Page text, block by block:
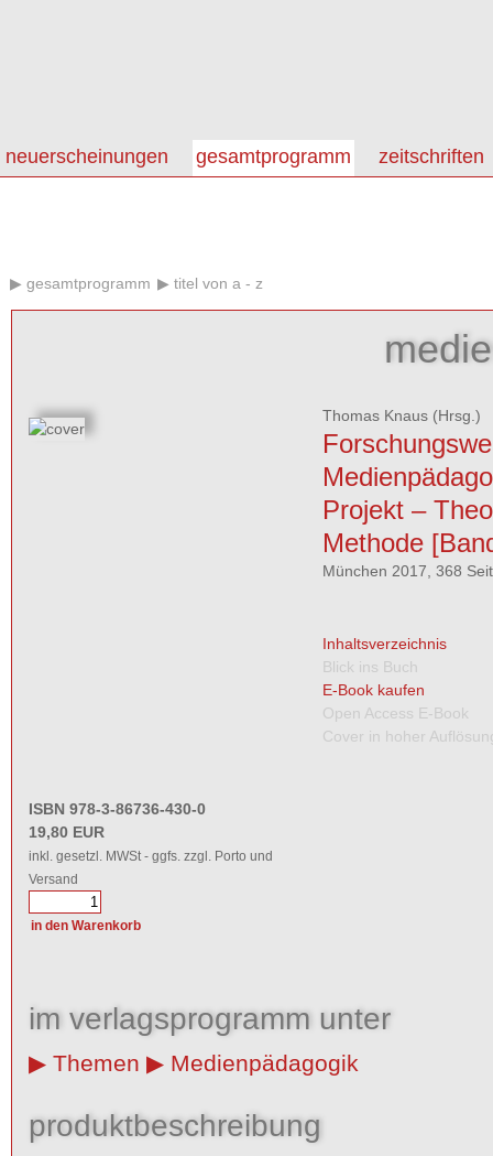
neuerscheinungen gesamtprogramm zeitschriften
gesamtprogramm titel von a - z
Thomas Knaus(Hrsg.)
Projekt –
Methode
München 2017, 368
Inhaltsverzeichnis
Blick ins Buch
E-Book kaufen
Open Access E-Book
Cover in hoher
ISBN 978-3-86736-430-0
19,80 EUR
inkl. gesetzl. MWSt - ggfs. zzgl. Porto und
Versand
im verlagsprogramm unter
Themen Medienpädagogik
produktbeschreibung